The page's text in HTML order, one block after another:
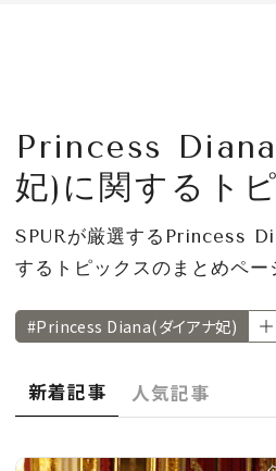
LIFESTYLE
CULTURE
WEDDING
Princess
妃)に関するト
SPURが厳選するPrincess
するトピックスのまとめペー
#Princess Diana(ダイアナ妃)
新着記事 人気記事